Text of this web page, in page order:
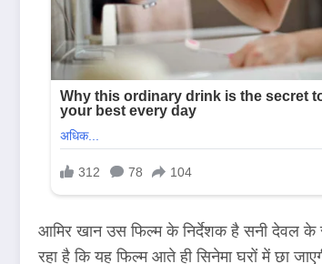
आमिर खान उस फिल्म के निर्देशक है सनी देवल के
रहा है कि यह फिल्म आते ही सिनेमा घरों में छा